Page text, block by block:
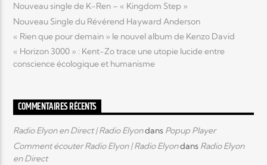
Elyon Kids
Nouveau single de K-Ren – « Kingdom Step »
Nouveau Single du Révérend Hayward Anderson
« Rien que pour demain » le nouvel album de Kenzo David
« Horizon 3000 » : Kent-Zo trace une utopie lucide entre
conscience écologique et humanisme
COMMENTAIRES RÉCENTS
Radio Elyon en Direct | Radio Elyondans Popup Player
Comment écouter Radio Elyon | Radio Elyondans Radio Elyon
en Direct